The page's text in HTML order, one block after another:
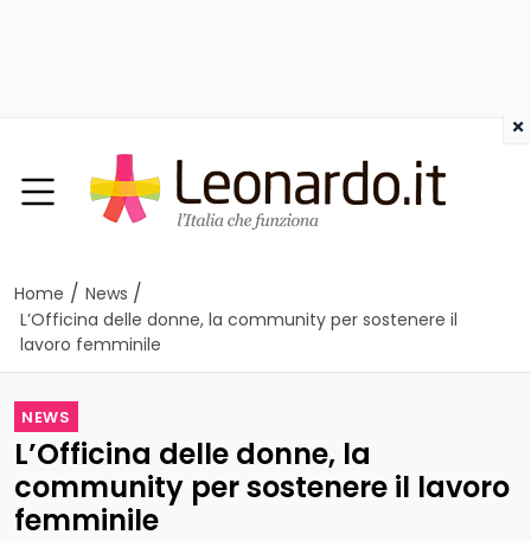
Home / News /
L’Officina delle donne, la community per sostenere il
lavoro femminile
NEWS
L’Officina delle donne, la
community per sostenere il lavoro
femminile
×